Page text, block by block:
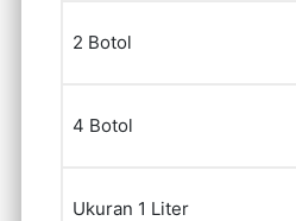
2 Botol
4 Botol
Ukuran 1 Liter